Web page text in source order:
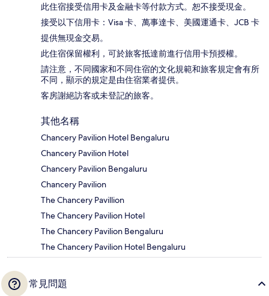
此住宿接受信用卡及金融卡等付款方式。恕不接受現金。
接受以下信用卡：Visa 卡、萬事達卡、美國運通卡、JCB 卡
提供無現金交易。
此住宿保留權利，可於旅客抵達前進行信用卡預授權。
請注意，不同國家和不同住宿的文化規範和旅客規定會有所
不同，顯示的規定是由住宿業者提供。
客房謝絕訪客或未登記的旅客。
其他名稱
Chancery Pavilion Hotel Bengaluru
Chancery Pavilion Hotel
Chancery Pavilion Bengaluru
Chancery Pavilion
The Chancery Pavillion
The Chancery Pavilion Hotel
The Chancery Pavilion Bengaluru
The Chancery Pavilion Hotel Bengaluru
常見問題